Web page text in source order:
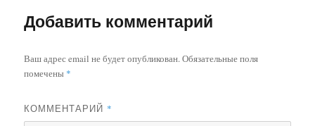
Добавить комментарий
Ваш адрес email не будет опубликован.Обязательные поля
помечены *
КОММЕНТАРИЙ *